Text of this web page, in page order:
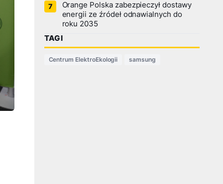
Orange Polska zabezpieczył dostawy
energii ze źródeł odnawialnych do
roku 2035
TAGI
Centrum ElektroEkologii samsung